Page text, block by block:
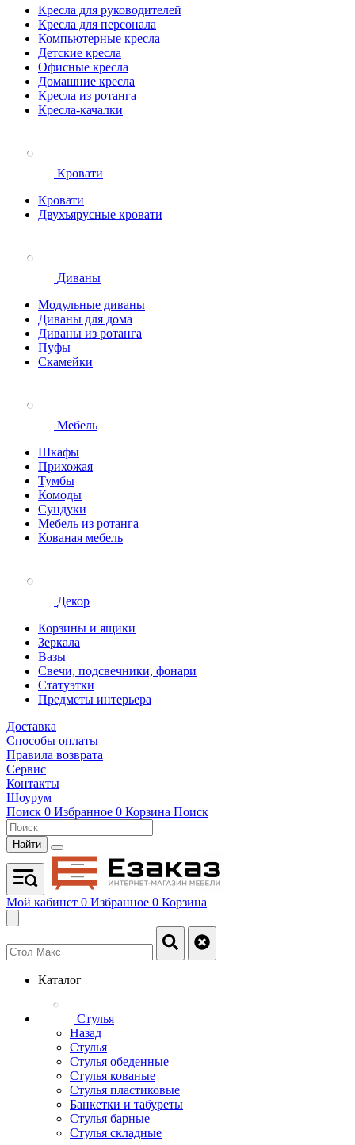
Кресла для руководителей
Кресла для персонала
Компьютерные кресла
Детские кресла
Офисные кресла
Домашние кресла
Кресла из ротанга
Кресла-качалки
Кровати
Кровати
Двухъярусные кровати
Диваны
Модульные диваны
Диваны для дома
Диваны из ротанга
Пуфы
Скамейки
Мебель
Шкафы
Прихожая
Тумбы
Комоды
Сундуки
Мебель из ротанга
Кованая мебель
Декор
Корзины и ящики
Зеркала
Вазы
Свечи, подсвечники, фонари
Статуэтки
Предметы интерьера
Доставка
Способы оплаты
Правила возврата
Сервис
Контакты
Шоурум
Поиск 0 Избранное 0 Корзина Поиск
Найти
Мой кабинет 0 Избранное 0 Корзина
Каталог
Стулья
Назад
Стулья
Стулья обеденные
Стулья кованые
Стулья пластиковые
Банкетки и табуреты
Стулья барные
Стулья складные